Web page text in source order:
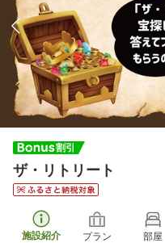
ザ・リトリート
施設紹介 プラン 部屋